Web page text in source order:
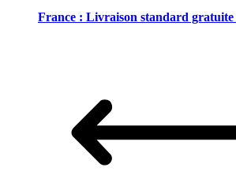
France : Livraison standard gratuite